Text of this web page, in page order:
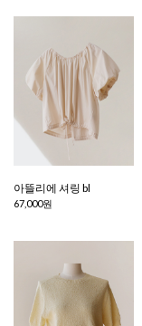
아뜰리에 셔링 bl
67,000원